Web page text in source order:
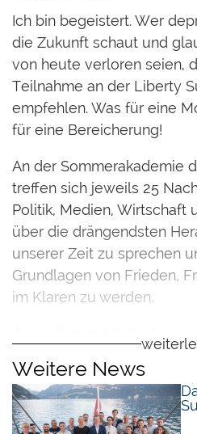
Ich bin begeistert. Wer
die Zukunft schaut und
von heute verloren seien,
Teilnahme an der Liberty
empfehlen. Was für eine
für eine Bereicherung!
An der Sommerakademie
treffen sich jeweils 25
Politik, Medien, Wirtschaft
über die drängendsten
unserer Zeit zu sprechen
Grundlagen von Frieden,
im Klaren zu werden.
einer Runde aus
intelligenten und
zu dürfen. Während die
politischen Debatten und
Weitere News